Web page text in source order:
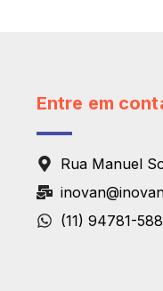
Entre em
Rua Manuel
(11) 94781-